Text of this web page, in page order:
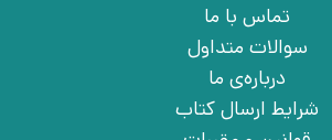
تماس با ما
سوالات متداول
درباره‌ی ما
شرایط ارسال کتاب